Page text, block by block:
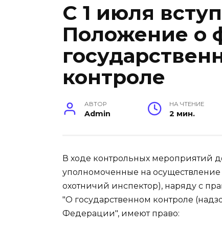
С 1 июля
Положение о
контроле
АВТОР
Admin
НА ЧТЕНИЕ
2 мин.
В ходе контрольных мероприятий
уполномоченные на осуществление
охотничий инспектор), наряду с
"О государственном контроле
Федерации", имеют право: